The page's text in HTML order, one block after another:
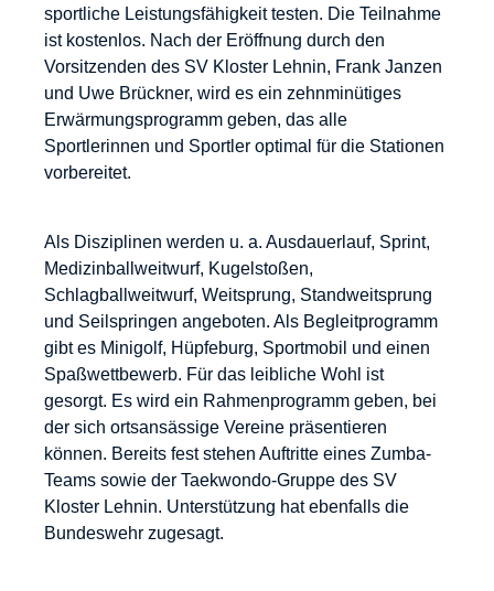
sportliche Leistungsfähigkeit testen. Die Teilnahme
ist kostenlos. Nach der Eröffnung durch den
Vorsitzenden des SV Kloster Lehnin, Frank Janzen
und Uwe Brückner, wird es ein zehnminütiges
Erwärmungsprogramm geben, das alle
Sportlerinnen und Sportler optimal für die Stationen
vorbereitet.
Als Disziplinen werden u. a. Ausdauerlauf, Sprint,
Medizinballweitwurf, Kugelstoßen,
Schlagballweitwurf, Weitsprung, Standweitsprung
und Seilspringen angeboten. Als Begleitprogramm
gibt es Minigolf, Hüpfeburg, Sportmobil und einen
Spaßwettbewerb. Für das leibliche Wohl ist
gesorgt. Es wird ein Rahmenprogramm geben, bei
der sich ortsansässige Vereine präsentieren
können. Bereits fest stehen Auftritte eines Zumba-
Teams sowie der Taekwondo-Gruppe des SV
Kloster Lehnin. Unterstützung hat ebenfalls die
Bundeswehr zugesagt.